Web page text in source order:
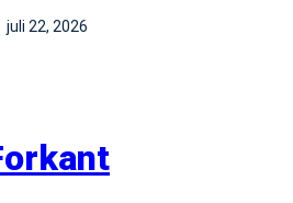
juli 22, 2026